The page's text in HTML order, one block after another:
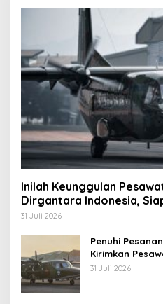
Inilah Keunggulan
Dirgantara Indonesia,
Operasi TNI
31 Juli 2026
Penuhi
Kirimkan
AU
31 Juli 2026